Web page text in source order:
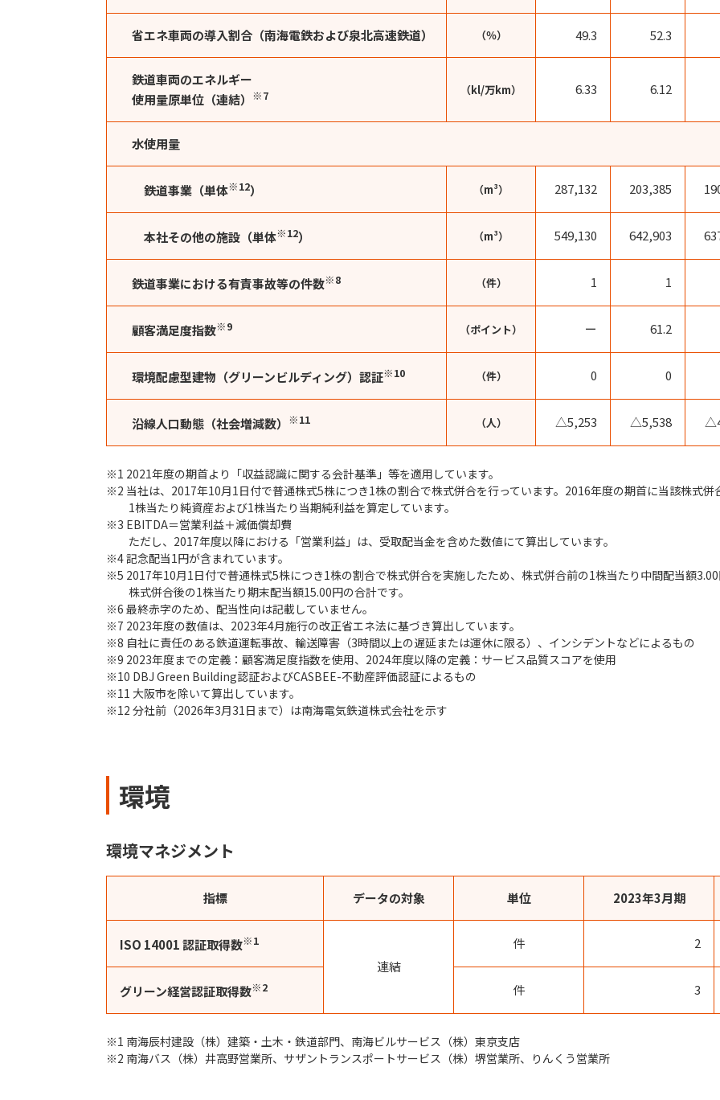
省エネ車両の導入割合（南海電鉄および泉北高速鉄道） （％） 49.3 52.3
鉄道車両のエネルギー
使用量原単位（連結） ※7 （kl/万km） 6.33 6.12
水使用量
鉄道事業（単体※12） （m³） 287,132 203,385
本社その他の施設（単体※12） （m³） 549,130 642,903
鉄道事業における有責事故等の件数※8 （件） 1 1
顧客満足度指数※9 （ポイント） ー 61.2
環境配慮型建物（グリーンビルディング）認証※10 （件） 0 0
沿線人口動態（社会増減数） ※11 （人） △5,253 △5,538
※1 2021年度の期首より「収益認識に関する会計基準」等を適用しています。
※2 当社は、2017年10月1日付で普通株式5株につき1株の割合で株式併合を行っています。2016年度の期首に当該株式併
1株当たり純資産および1株当たり当期純利益を算定しています。
※3 EBITDA＝営業利益＋減価償却費
ただし、2017年度以降における「営業利益」は、受取配当金を含めた数値にて算出しています。
※4 記念配当1円が含まれています。
※5 2017年10月1日付で普通株式5株につき1株の割合で株式併合を実施したため、株式併合前の1株当たり中間配当額
株式併合後の1株当たり期末配当額15.00円の合計です。
※6 最終赤字のため、配当性向は記載していません。
※7 2023年度の数値は、2023年4月施行の改正省エネ法に基づき算出しています。
※8 自社に責任のある鉄道運転事故、輸送障害（3時間以上の遅延または運休に限る）、インシデントなどによるもの
※9 2023年度までの定義：顧客満足度指数を使用、2024年度以降の定義：サービス品質スコアを使用
※10 DBJ Green Building認証およびCASBEE-不動産評価認証によるもの
※11 大阪市を除いて算出しています。
※12 分社前（2026年3月31日まで）は南海電気鉄道株式会社を示す
環境
環境マネジメント
指標 データの対象 単位 2023年3月期
ISO 14001 認証取得数※1
連結
件 2
グリーン経営認証取得数※2 件 3
※1 南海辰村建設（株）建築・土木・鉄道部門、南海ビルサービス（株）東京支店
※2 南海バス（株）井高野営業所、サザントランスポートサービス（株）堺営業所、りんくう営業所